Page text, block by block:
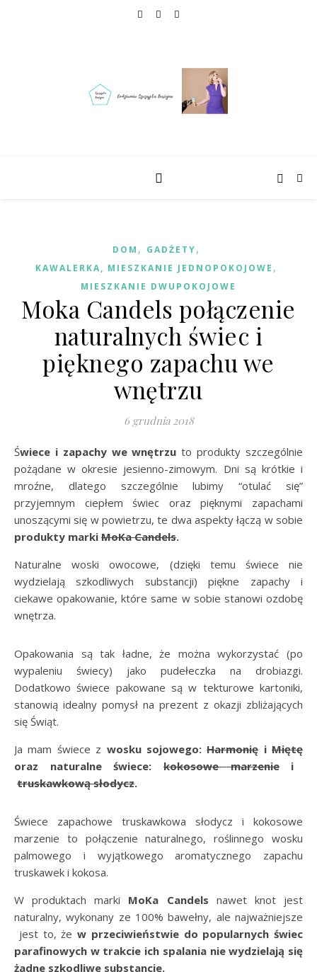
DOM , GADŻETY,
KAWALERKA, MIESZKANIE JEDNOPOKOJOWE ,
MIESZKANIE DWUPOKOJOWE
Moka Candels połączenie
naturalnych świec i
pięknego zapachu we
wnętrzu
6 grudnia 2018
Świece i zapachy we wnętrzu to produkty szczególnie
pożądane w okresie jesienno-zimowym. Dni są krótkie i
mroźne, dlatego szczególnie lubimy “otulać się”
przyjemnym ciepłem świec oraz pięknymi zapachami
unoszącymi się w powietrzu, te dwa aspekty łączą w sobie
produkty marki MoKa Candels.
Naturalne woski owocowe, (dzięki temu świece nie
wydzielają szkodliwych substancji) piękne zapachy i
ciekawe opakowanie, które same w sobie stanowi ozdobę
wnętrza.
Opakowania są tak ładne, że można wykorzystać (po
wypaleniu świecy) jako pudełeczka na drobiazgi.
Dodatkowo świece pakowane są w tekturowe kartoniki,
stanowią idealny pomysł na prezent z okazji zbliżających
się Świąt.
Ja mam świece z wosku sojowego:Harmonięi Miętę
oraz naturalne świece: kokosowe marzeniei
truskawkową słodycz.
Świece zapachowe truskawkowa słodycz i kokosowe
marzenie to połączenie naturalnego, roślinnego wosku
palmowego i wyjątkowego aromatycznego zapachu
truskawek i kokosa.
W produktach marki MoKa Candels nawet knot jest
naturalny, wykonany ze 100% bawełny, ale najważniejsze
jest to, że w przeciwieństwie do popularnych świec
parafinowych w trakcie ich spalania nie wydzielają się
żadne szkodliwe substancje.